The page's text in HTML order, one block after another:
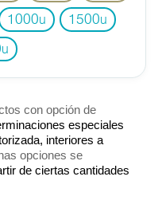
1000u 1500u
u
con opción de
especiales
interiores a
opciones se
de ciertas cantidades